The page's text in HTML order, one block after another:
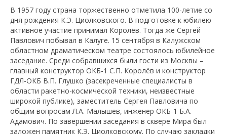
В 1957 году страна торжественно отметила 100-летие со
дня рождения К.Э. Циолковского. В подготовке к юбилею
активное участие принимал Королёв. Тогда же Сергей
Павлович побывал в Калуге. 15 сентября в Калужском
областном драматическом театре состоялось юбилейное
заседание. Среди собравшихся были гости из Москвы –
главный конструктор ОКБ-1 С.П. Королёв и конструктор
ГДЛ-ОКБ В.П. Глушко (засекреченные специалисты в
области ракетно-космической техники, неизвестные
широкой публике), заместитель Сергея Павловича по
общим вопросам Л.А. Малышев, инженер ОКБ-1 Б.А.
Адамович. По завершении заседания в сквере Мира был
заложен памятник К.Э. Циолковскому. По случаю закладки